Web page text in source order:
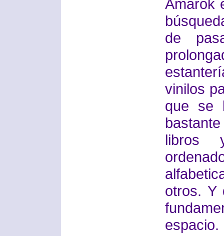
Amarok
de
vinilos
que se
libros
otros. Y